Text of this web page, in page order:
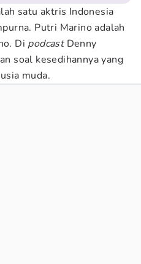
satu aktris Indonesia
Putri Marino adalah
Di podcastDenny
soal kesedihannya yang
muda.